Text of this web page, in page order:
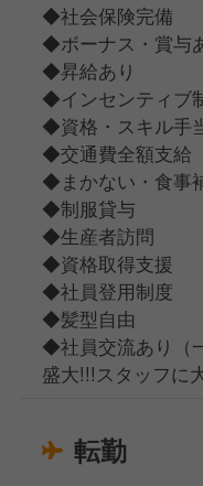
◆社会保険完備
◆ボーナス・賞与
◆昇給あり
◆インセンティブ
◆資格・スキル手
◆交通費全額支給
◆まかない・食事
◆制服貸与
◆生産者訪問
◆資格取得支援
◆社員登用制度
◆髪型自由
◆社員交流あり（
盛大!!!スタッフに
転勤